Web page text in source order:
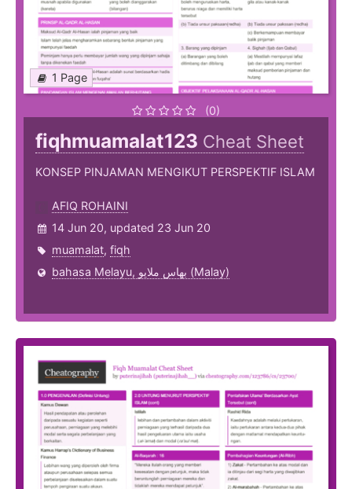
1 Page
(0)
fiqhmuamalat123 Cheat Sheet
KONSEP PINJAMAN MENGIKUT PERSPEKTIF ISLAM
AFIQ ROHAINI
14 Jun 20, updated 23 Jun 20
muamalat, fiqh
bahasa Melayu, بهاس ملايو‎ (Malay)